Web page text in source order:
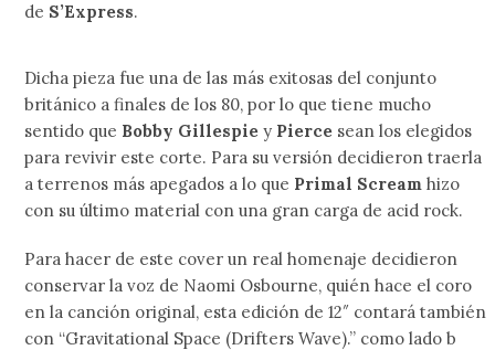
de S’Express.
Dicha pieza fue una de las más exitosas del conjunto
británico a finales de los 80, por lo que tiene mucho
sentido que Bobby Gillespie y Pierce sean los elegidos
para revivir este corte. Para su versión decidieron traerla
a terrenos más apegados a lo que Primal Screamhizo
con su último material con una gran carga de acid rock.
Para hacer de este cover un real homenaje decidieron
conservar la voz de Naomi Osbourne, quién hace el coro
en la canción original, esta edición de 12″ contará también
con “Gravitational Space (Drifters Wave).” como lado b